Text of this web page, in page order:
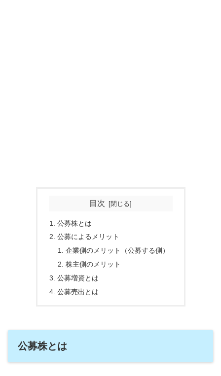
目次
公募株とは
公募によるメリット
企業側のメリット（公募する側）
株主側のメリット
公募増資とは
公募売出とは
公募株とは